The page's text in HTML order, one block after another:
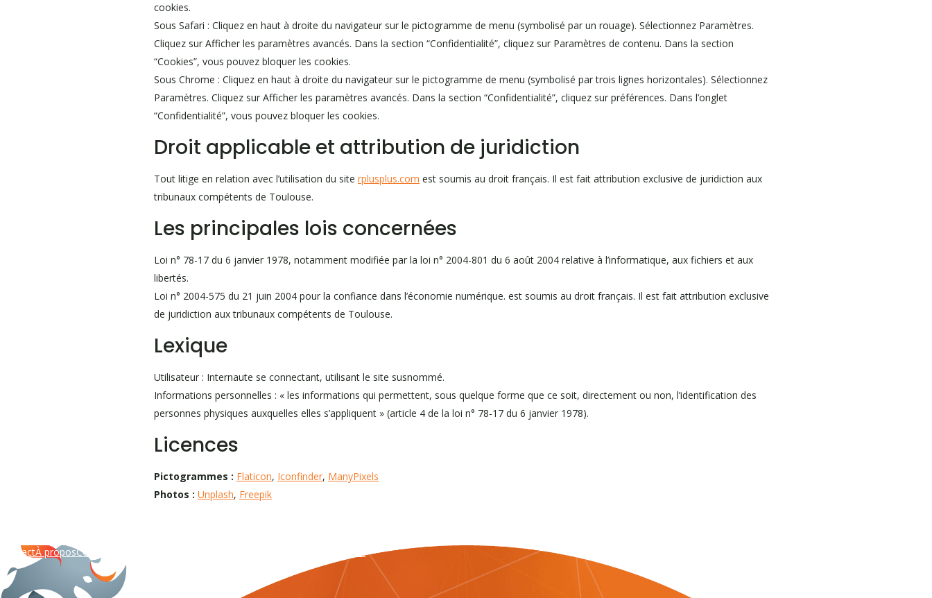
cookies.
Sous Safari : Cliquez en haut à droite du navigateur sur le pictogramme de menu (symbolisé par un rouage). Sélectionnez Paramètres.
Cliquez sur Afficher les paramètres avancés. Dans la section “Confidentialité”, cliquez sur Paramètres de contenu. Dans la section
“Cookies”, vous pouvez bloquer les cookies.
Sous Chrome : Cliquez en haut à droite du navigateur sur le pictogramme de menu (symbolisé par trois lignes horizontales). Sélectionnez
Paramètres. Cliquez sur Afficher les paramètres avancés. Dans la section “Confidentialité”, cliquez sur préférences. Dans l’onglet
“Confidentialité”, vous pouvez bloquer les cookies.
Droit applicable et attribution de juridiction
Tout litige en relation avec l’utilisation du site rplusplus.com est soumis au droit français. Il est fait attribution exclusive de juridiction aux
tribunaux compétents de Toulouse.
Les principales lois concernées
Loi n° 78-17 du 6 janvier 1978, notamment modifiée par la loi n° 2004-801 du 6 août 2004 relative à l’informatique, aux fichiers et aux
libertés.
Loi n° 2004-575 du 21 juin 2004 pour la confiance dans l’économie numérique. est soumis au droit français. Il est fait attribution exclusive
de juridiction aux tribunaux compétents de Toulouse.
Lexique
Utilisateur : Internaute se connectant, utilisant le site susnommé.
Informations personnelles : « les informations qui permettent, sous quelque forme que ce soit, directement ou non, l’identification des
personnes physiques auxquelles elles s’appliquent » (article 4 de la loi n° 78-17 du 6 janvier 1978).
Licences
Pictogrammes : Flaticon, Iconfinder, ManyPixels
Photos : Unplash, Freepik
ContactÀ proposConditions générales Mentions légales